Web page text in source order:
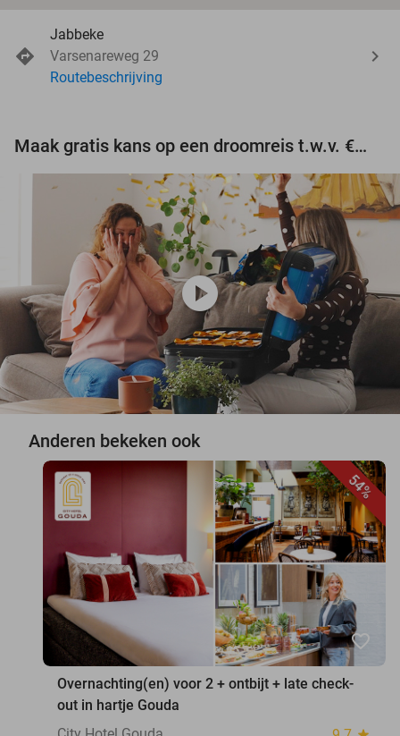
Jabbeke
Varsenareweg 29
Routebeschrijving
Maak gratis kans op een droomreis t.w.v. €3.000!
play_circle
Anderen bekeken ook
54%
favorite_border
Overnachting(en) voor 2 + ontbijt + late check-
out in hartje Gouda